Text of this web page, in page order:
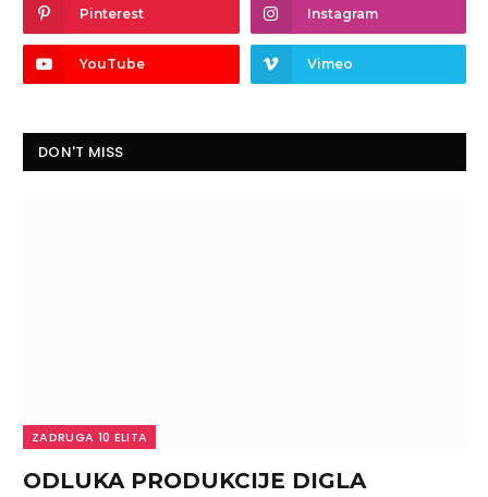
Pinterest Instagram
YouTube Vimeo
DON'T MISS
ZADRUGA 10 ELITA
ODLUKA PRODUKCIJE DIGLA